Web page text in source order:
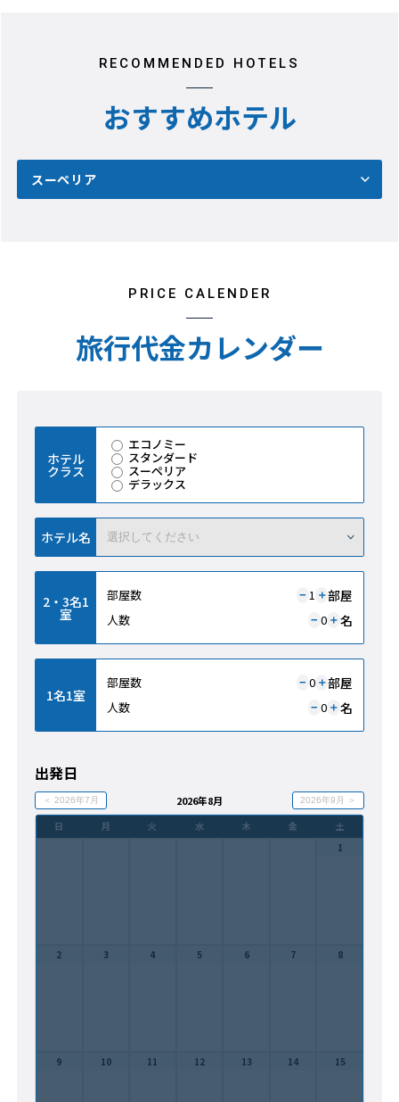
RECOMMENDED HOTELS
おすすめホテル
スーペリア
PRICE CALENDER
旅行代金カレンダー
ホテル
クラス
エコノミー
スタンダード
スーペリア
デラックス
ホテル名
2・3名1
室
部屋数 − 1 ＋部屋
人数 − 0 ＋ 名
1名1室
部屋数 − 0 ＋部屋
人数 − 0 ＋ 名
出発日
＜ 2026年7月 2026年8月 2026年9月 ＞
日 月 火 水 木 金
土
1
2 3 4 5 6 7 8
9 10 11 12 13 14 15